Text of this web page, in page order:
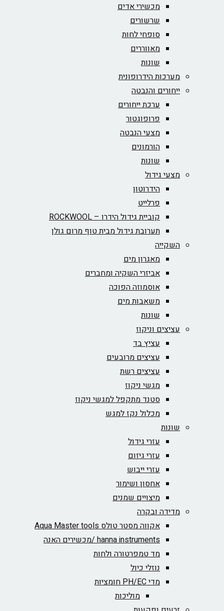
מכשירי אדים
שרשורים
סופחי לחות
מאווררים
שונות
מערכות הידרופונית
ייחורים והנבטה
ערכת ייחורים
פרופוגטור
מצעי הנבטה
הורמונים
שונות
מצעי גידול
הידרוטון
פרלייט
קוביית גידול הידרו – ROCKWOOL‏
תערובת גידול מבית טוף מרום גולן
השקייה
מאגרון מים
אביזרי השקיה ומחברים
אוסמוזה הפוכה
משאבות מים
שונות
עציצים וניקוז
עציץ בד
עציצים מרובעים
עציצים רשת
מגשי ניקוז
סטנד מתקפל למגשי ניקוז
מכלול נקז למגש
שונות
עזרי גידול
עזרי גיזום
עזרי ייבוש
אחסון ושימור
מיצויים שמנים
מדידה ובקרה
אקווה מסטר טולס Aqua Master tools
hanna instruments /מכשירים האנה
מד טמפרטורה ולחות
נוזלי כיול
מדי PH/EC חומציות
מוליכות